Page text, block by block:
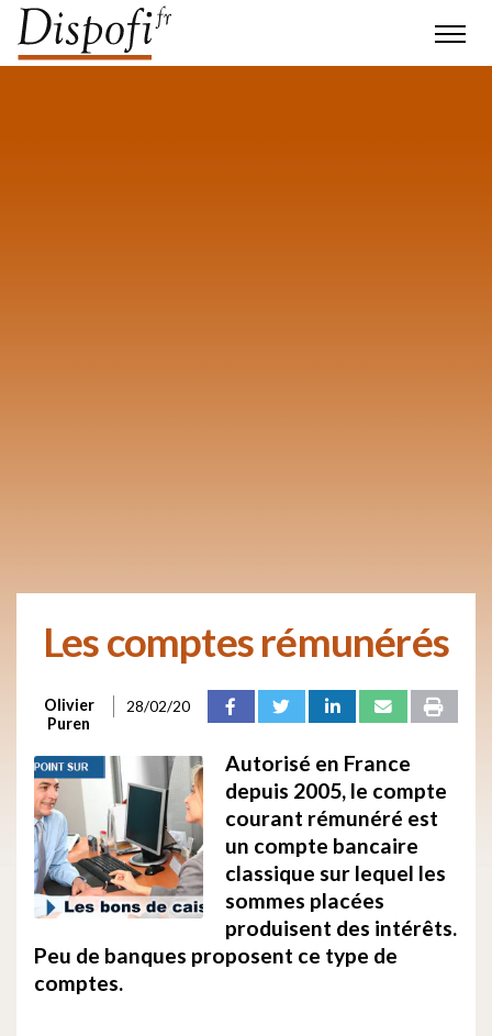
Les comptes rémunérés
Olivier
Puren
28/02/20
Autorisé en France
depuis 2005, le compte
courant rémunéré est
un compte bancaire
classique sur lequel les
sommes placées
produisent des intérêts.
Peu de banques proposent ce type de
comptes.